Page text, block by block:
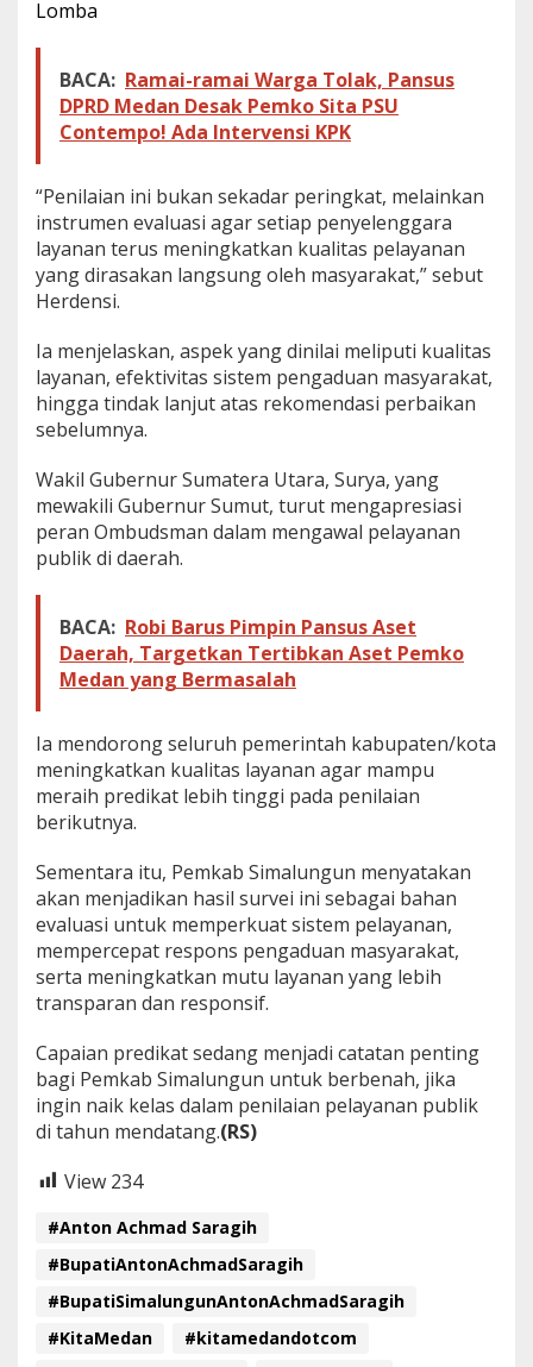
Lomba
BACA: Ramai-ramai Warga Tolak, Pansus
DPRD Medan Desak Pemko Sita PSU
Contempo! Ada Intervensi KPK
“Penilaian ini bukan sekadar peringkat, melainkan
instrumen evaluasi agar setiap penyelenggara
layanan terus meningkatkan kualitas pelayanan
yang dirasakan langsung oleh masyarakat,” sebut
Herdensi.
Ia menjelaskan, aspek yang dinilai meliputi kualitas
layanan, efektivitas sistem pengaduan masyarakat,
hingga tindak lanjut atas rekomendasi perbaikan
sebelumnya.
Wakil Gubernur Sumatera Utara, Surya, yang
mewakili Gubernur Sumut, turut mengapresiasi
peran Ombudsman dalam mengawal pelayanan
publik di daerah.
BACA: Robi Barus Pimpin Pansus Aset
Daerah, Targetkan Tertibkan Aset Pemko
Medan yang Bermasalah
Ia mendorong seluruh pemerintah kabupaten/kota
meningkatkan kualitas layanan agar mampu
meraih predikat lebih tinggi pada penilaian
berikutnya.
Sementara itu, Pemkab Simalungun menyatakan
akan menjadikan hasil survei ini sebagai bahan
evaluasi untuk memperkuat sistem pelayanan,
mempercepat respons pengaduan masyarakat,
serta meningkatkan mutu layanan yang lebih
transparan dan responsif.
Capaian predikat sedang menjadi catatan penting
bagi Pemkab Simalungun untuk berbenah, jika
ingin naik kelas dalam penilaian pelayanan publik
di tahun mendatang.(RS)
View 234
#Anton Achmad Saragih
#BupatiAntonAchmadSaragih
#BupatiSimalungunAntonAchmadSaragih
#KitaMedan
#kitamedandotcom